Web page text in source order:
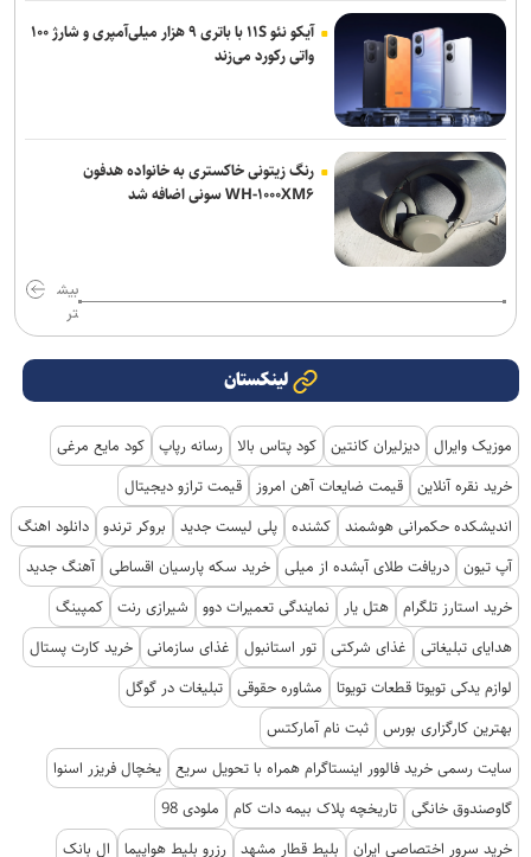
آیکو نئو ۱۱S با باتری ۹ هزار میلی‌آمپری و شارژ ۱۰۰
واتی رکورد می‌زند
رنگ زیتونی خاکستری به خانواده هدفون
WH-۱۰۰۰XM۶ سونی اضافه شد
بیش
تر
لینکستان
موزیک وایرال دیزلیران کانتین کود پتاس بالا رسانه رپاپ کود مایع مرغی
خرید نقره آنلاین قیمت ضایعات آهن امروز
قیمت ترازو دیجیتال
اندیشکده حکمرانی هوشمند کشنده پلی لیست جدید بروکر ترندو دانلود اهنگ
آپ تیون دریافت طلای آبشده از میلی خرید سکه پارسیان اقساطی آهنگ جدید
خرید استارز تلگرام هتل یار نمایندگی تعمیرات دوو شیرازی رنت کمپینگ
هدایای تبلیغاتی
غذای شرکتی تور استانبول غذای سازمانی خرید کارت پستال
لوازم یدکی تویوتا قطعات تویوتا
مشاوره حقوقی تبلیغات در گوگل
بهترین کارگزاری بورس ثبت نام آمارکتس
سایت رسمی خرید فالوور اینستاگرام همراه با تحویل سریع یخچال فریزر اسنوا
گاوصندوق خانگی تاریخچه پلاک بیمه دات کام
ملودی 98
خرید سرور اختصاصی ایران
بلیط قطار مشهد رزرو بلیط هواپیما ال بانک